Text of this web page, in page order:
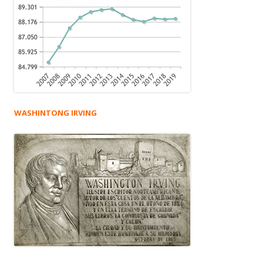
WASHINTONG IRVING